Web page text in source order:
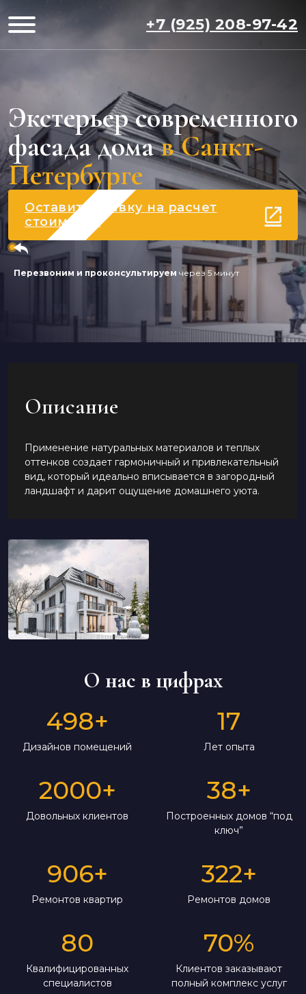
+7 (925) 208-97-42
Экстерьер современного
фасада домав Санкт-
Петербурге
Оставить заявку на расчет
стоимости
Перезвоним и проконсультируем через 5 минут
Описание
Применение натуральных материалов и теплых
оттенков создает гармоничный и привлекательный
вид, который идеально вписывается в загородный
ландшафт и дарит ощущение домашнего уюта.
О нас в цифрах
498+
Дизайнов помещений
17
Лет опыта
2000+
Довольных клиентов
38+
Построенных домов “под
ключ”
906+
Ремонтов квартир
322+
Ремонтов домов
80
Квалифицированных
специалистов
70%
Клиентов заказывают
полный комплекс услуг